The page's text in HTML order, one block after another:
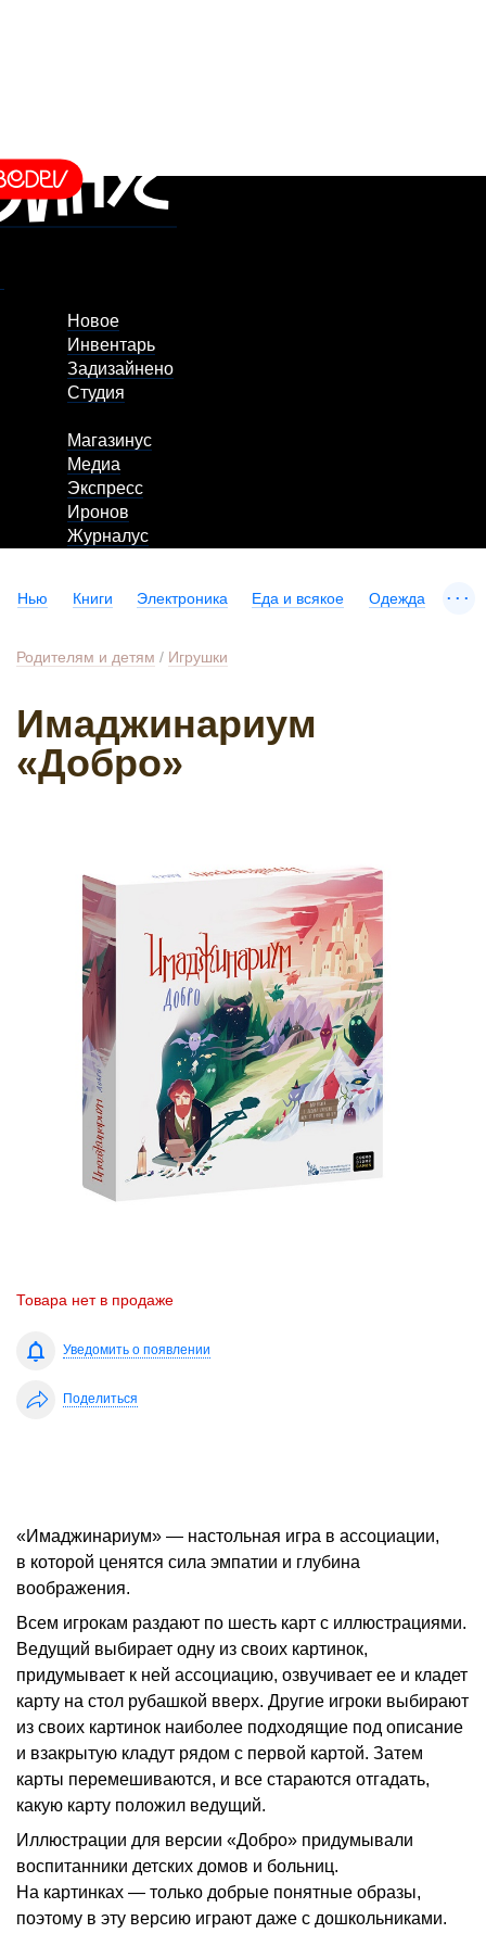
Новое
Инвентарь
Задизайнено
Студия
Магазинус
Медиа
Экспресс
Иронов
Журналус
Нью Книги Электроника Еда и всякое Одежда ...
Родителям и детям / Игрушки
Имаджинариум
«Добро»
Товара нет в продаже
Уведомить о появлении
Поделиться
«Имаджинариум» — настольная игра в ассоциации,
в которой ценятся сила эмпатии и глубина
воображения.
Всем игрокам раздают по шесть карт с иллюстрациями.
Ведущий выбирает одну из своих картинок,
придумывает к ней ассоциацию, озвучивает ее и кладет
карту на стол рубашкой вверх. Другие игроки выбирают
из своих картинок наиболее подходящие под описание
и взакрытую кладут рядом с первой картой. Затем
карты перемешиваются, и все стараются отгадать,
какую карту положил ведущий.
Иллюстрации для версии «Добро» придумывали
воспитанники детских домов и больниц.
На картинках — только добрые понятные образы,
поэтому в эту версию играют даже с дошкольниками.